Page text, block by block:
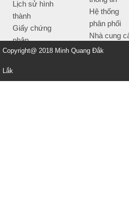
Lịch sử hình
thành
Giấy chứng
nhận
Hệ thống
phân phối
Nhà cung
Tiêu chí bán
Copyright@ 2018 Minh Quang Đắk
Lắk